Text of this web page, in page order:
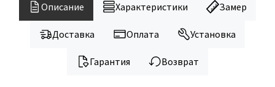
Описание Характеристики Замер
Доставка Оплата Установка
Гарантия Возврат